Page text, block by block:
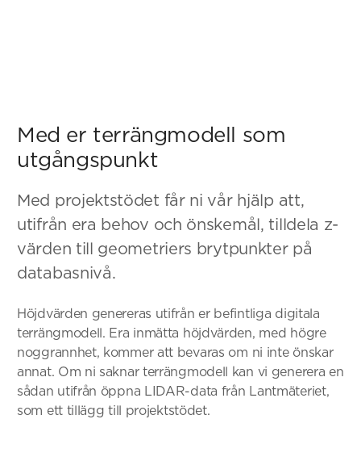
Med er terrängmodell som
utgångspunkt
Med projektstödet får ni vår hjälp att,
utifrån era behov och önskemål, tilldela z-
värden till geometriers brytpunkter på
databasnivå.
Höjdvärden genereras utifrån er befintliga digitala
terrängmodell. Era inmätta höjdvärden, med högre
noggrannhet, kommer att bevaras om ni inte önskar
annat. Om ni saknar terrängmodell kan vi generera en
sådan utifrån öppna LIDAR-data från Lantmäteriet,
som ett tillägg till projektstödet.